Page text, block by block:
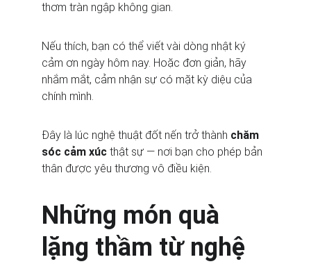
thơm tràn ngập không gian.
Nếu thích, bạn có thể viết vài dòng nhật ký
cảm ơn ngày hôm nay. Hoặc đơn giản, hãy
nhắm mắt, cảm nhận sự có mặt kỳ diệu của
chính mình.
Đây là lúc nghệ thuật đốt nến trở thành chăm
sóc cảm xúc thật sự — nơi bạn cho phép bản
thân được yêu thương vô điều kiện.
Những món quà
lặng thầm từ nghệ